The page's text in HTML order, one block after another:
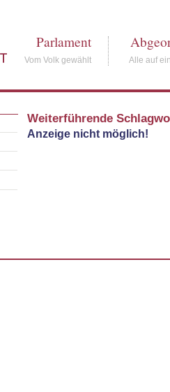
Parlament
Vom Volk gewählt Alle auf
Weiterführende
Anzeige nicht möglich!